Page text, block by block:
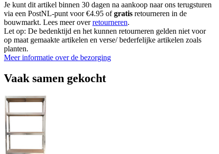
Je kunt dit artikel binnen 30 dagen na aankoop naar ons terugsturen
via een PostNL-punt voor €4.95 ofgratis retourneren in de
bouwmarkt. Lees meer overretourneren.
Let op: De bedenktijd en het kunnen retourneren gelden niet voor
op maat gemaakte artikelen en verse/ bederfelijke artikelen zoals
planten.
Meer informatie over de bezorging
Vaak samen gekocht